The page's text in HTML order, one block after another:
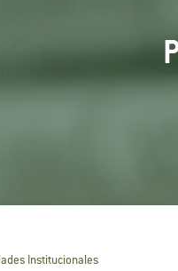
Institucionales